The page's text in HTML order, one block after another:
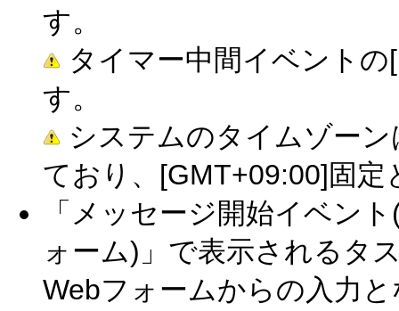
す。
タイマー中間イベント
す。
システムのタイムゾー
ており、[GMT+09:00]固定
「メッセージ開始イベン
ォーム)」で表示されるタ
Webフォームからの入力